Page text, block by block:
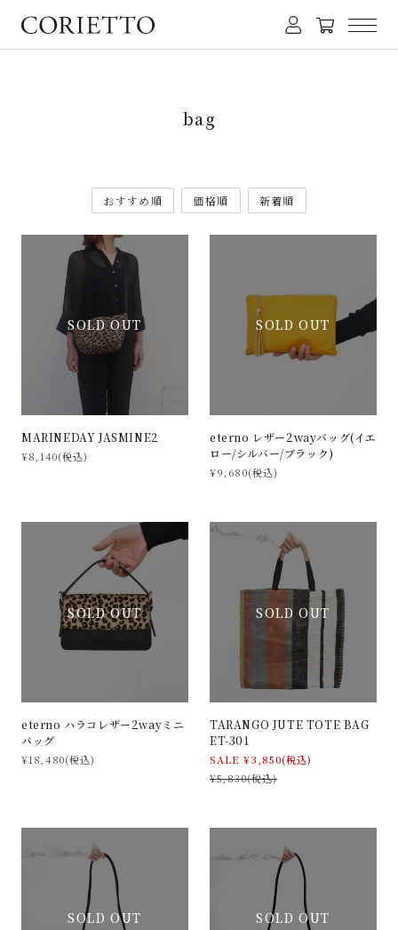
bag
おすすめ順 価格順 新着順
SOLD OUT
MARINEDAY JASMINE2
¥8,140(税込)
SOLD OUT
eterno レザー2wayバッグ(イエ
ロー/シルバー/ブラック)
¥9,680(税込)
SOLD OUT
eterno ハラコレザー2wayミニ
バッグ
¥18,480(税込)
SOLD OUT
TARANGO JUTE TOTE BAG
ET-301
SALE ¥3,850(税込)
¥5,830(税込)
SOLD OUT SOLD OUT